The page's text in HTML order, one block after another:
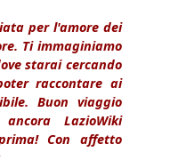
per l'amore dei
Ti immaginiamo
starai cercando
raccontare ai
Buon viaggio
LazioWiki
Con affetto